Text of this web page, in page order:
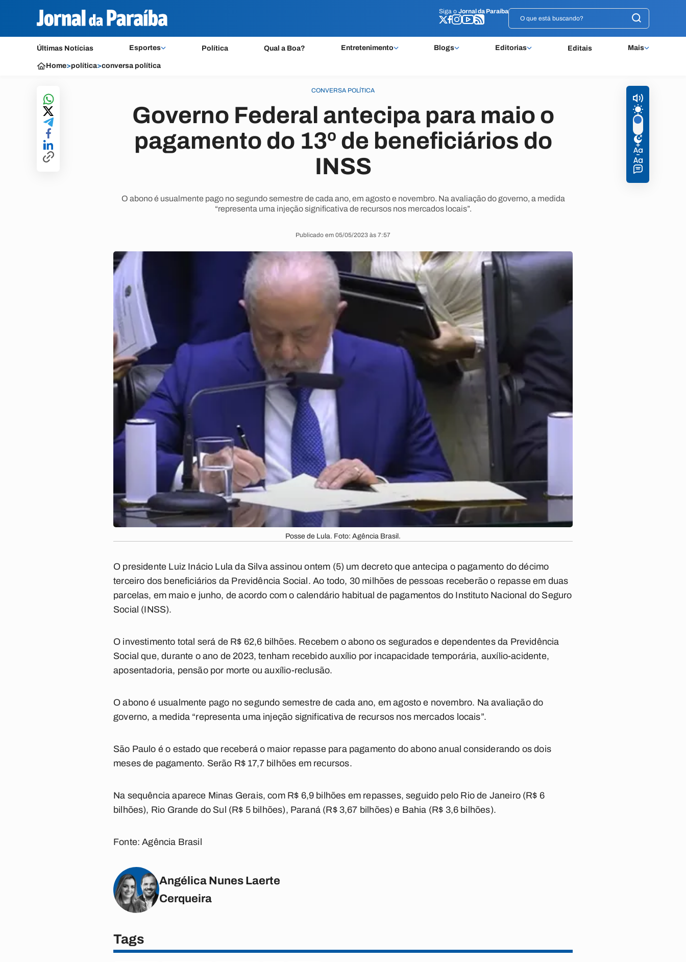
Siga o Jornal da Paraíba
Últimas Notícias Esportes Política Qual a Boa? Entretenimento Blogs Editorias Editais Mais
Siga o Jornal da Paraíba
Home>política>conversa política
CONVERSA POLÍTICA
Governo Federal antecipa para maio o
pagamento do 13º de beneficiários do
INSS
O abono é usualmente pago no segundo semestre de cada ano, em agosto e novembro. Na avaliação do governo, a medida
“representa uma injeção significativa de recursos nos mercados locais”.
Publicado em 05/05/2023 às 7:57
Posse de Lula. Foto: Agência Brasil.
O presidente Luiz Inácio Lula da Silva assinou ontem (5) um decreto que antecipa o pagamento do décimo
terceiro dos beneficiários da Previdência Social. Ao todo, 30 milhões de pessoas receberão o repasse em duas
parcelas, em maio e junho, de acordo com o calendário habitual de pagamentos do Instituto Nacional do Seguro
Social (INSS).
O investimento total será de R$ 62,6 bilhões. Recebem o abono os segurados e dependentes da Previdência
Social que, durante o ano de 2023, tenham recebido auxílio por incapacidade temporária, auxílio-acidente,
aposentadoria, pensão por morte ou auxílio-reclusão.
O abono é usualmente pago no segundo semestre de cada ano, em agosto e novembro. Na avaliação do
governo, a medida “representa uma injeção significativa de recursos nos mercados locais”.
São Paulo é o estado que receberá o maior repasse para pagamento do abono anual considerando os dois
meses de pagamento. Serão R$ 17,7 bilhões em recursos.
Na sequência aparece Minas Gerais, com R$ 6,9 bilhões em repasses, seguido pelo Rio de Janeiro (R$ 6
bilhões), Rio Grande do Sul (R$ 5 bilhões), Paraná (R$ 3,67 bilhões) e Bahia (R$ 3,6 bilhões).
Fonte: Agência Brasil
Angélica Nunes Laerte
Cerqueira
Tags